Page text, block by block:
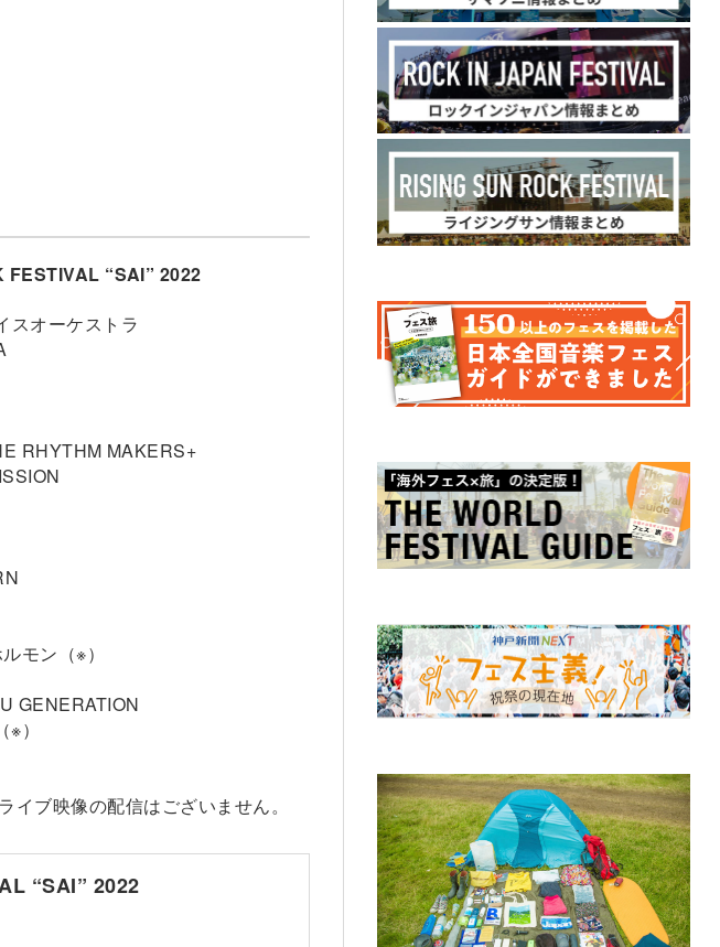
FESTIVAL “SAI” 2022
スオーケストラ
RHYTHM MAKERS+
モン（※）
GENERATION
）
イブ映像の配信はございません。
“SAI” 2022